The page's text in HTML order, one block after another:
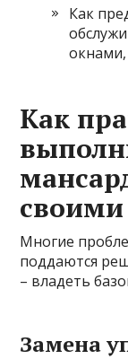
Как
Как
Многие
поддаются
– владеть
Замена